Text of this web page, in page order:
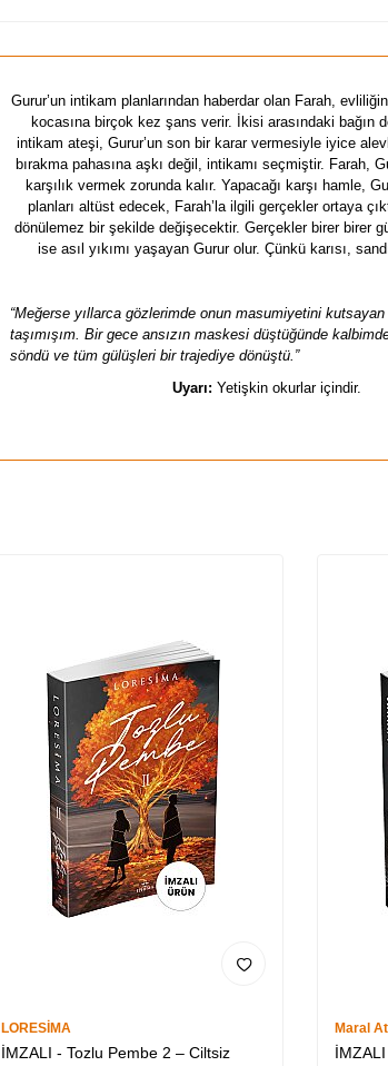
Gurur’un intikam planlarından haberdar olan Farah,
kocasına birçok kez şans verir. İkisi arasındaki bağın
intikam ateşi, Gurur’un son bir karar vermesiyle iyice
bırakma pahasına aşkı değil, intikamı seçmiştir. Farah,
karşılık vermek zorunda kalır. Yapacağı karşı hamle,
planları altüst edecek, Farah’la ilgili gerçekler ortaya
dönülemez bir şekilde değişecektir. Gerçekler birer birer
ise asıl yıkımı yaşayan Gurur olur. Çünkü karısı,
“Meğerse yıllarca gözlerimde onun masumiyetini kutsayan
taşımışım. Bir gece ansızın maskesi düştüğünde
söndü ve tüm gülüşleri bir trajediye dönüştü.”
Uyarı: Yetişkin okurlar içindir.
LORESİMA
İMZALI - Tozlu Pembe 2 – Ciltsiz
Maral